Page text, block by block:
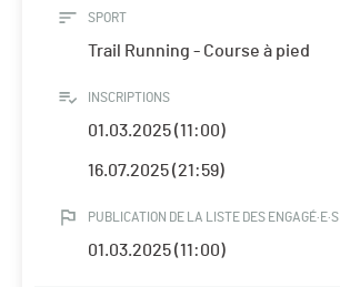
SPORT
Trail Running - Course à pied
INSCRIPTIONS
01.03.2025 (11:00)
16.07.2025 (21:59)
PUBLICATION DE LA LISTE DES ENGAGÉ·E·S
01.03.2025 (11:00)